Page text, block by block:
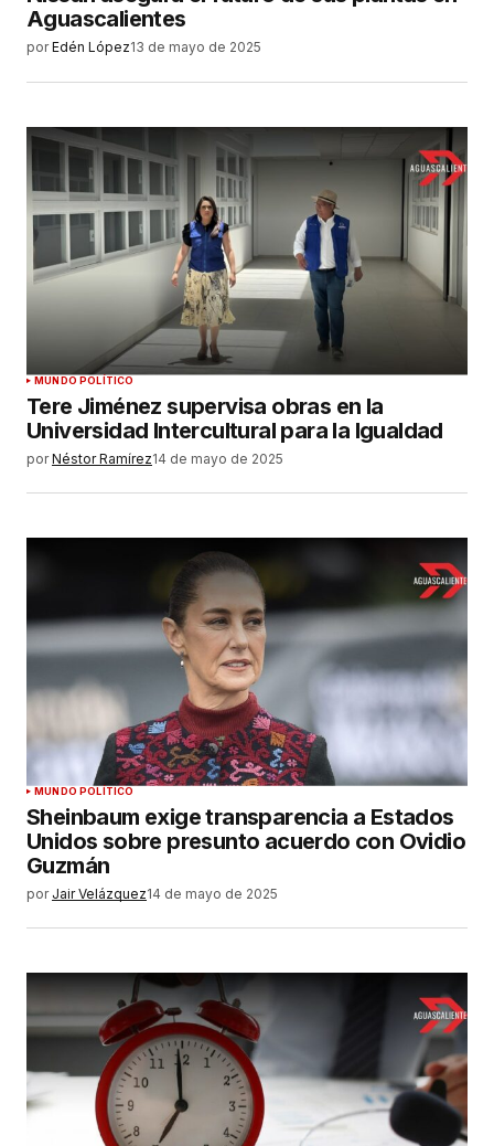
Aguascalientes
por Edén López13 de mayo de 2025
MUNDO POLÍTICO
Tere Jiménez supervisa obras en la
Universidad Intercultural para la Igualdad
por Néstor Ramírez14 de mayo de 2025
MUNDO POLÍTICO
Sheinbaum exige transparencia a Estados
Unidos sobre presunto acuerdo con Ovidio
Guzmán
por Jair Velázquez14 de mayo de 2025